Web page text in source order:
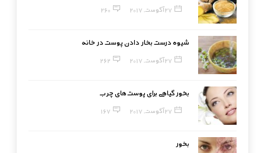
27 آگوست, 2017 260
شیوه درست بخار دادن پوست در خانه
27 آگوست, 2017 262
بخور گیاهی برای پوست‌های چرب
27 آگوست, 2017 167
بخور